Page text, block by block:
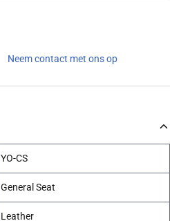
Neem contact met ons op
YO-CS
General Seat
Leather